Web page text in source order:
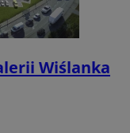
Wiślanka